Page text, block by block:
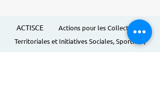
ACTISCE
Actions pour les Collectivités
Territoriales et Initiatives Sociales, Sportives,